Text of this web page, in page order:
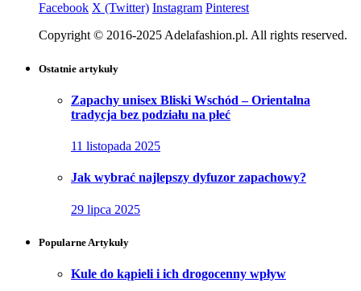
Facebook X (Twitter) Instagram Pinterest
Copyright © 2016-2025 Adelafashion.pl. All rights reserved.
Ostatnie artykuły
Zapachy unisex Bliski Wschód – Orientalna
tradycja bez podziału na płeć
11 listopada 2025
Jak wybrać najlepszy dyfuzor zapachowy?
29 lipca 2025
Popularne Artykuły
Kule do kąpieli i ich drogocenny wpływ